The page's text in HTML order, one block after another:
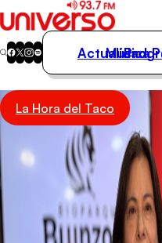
Actualidad
Música
Programas
Podcasts
Destacados
Actualidad
Música
La Hora del Taco